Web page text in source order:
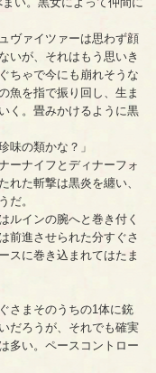
ヴァイツァーは思わず顔
いが、それはもう思いき
ちゃで今にも崩れそうな
魚を指で振り回し、生ま
く。畳みかけるように黒
味の類かな？」
ーナイフとディナーフォ
れた斬撃は黒炎を纏い、
だ。
ルインの腕へと巻き付く
前進させられた分すぐさ
スに巻き込まれてはたま
さまそのうちの1体に銃
だろうが、それでも確実
多い。ペースコントロー